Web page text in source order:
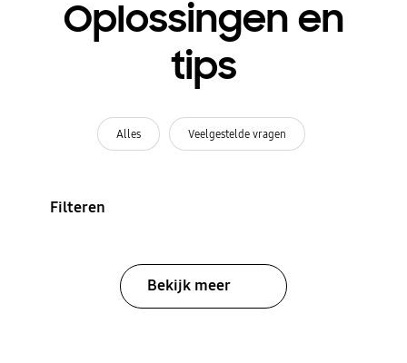
Oplossingen en
tips
Alles Veelgestelde vragen
Filteren
Bekijk meer